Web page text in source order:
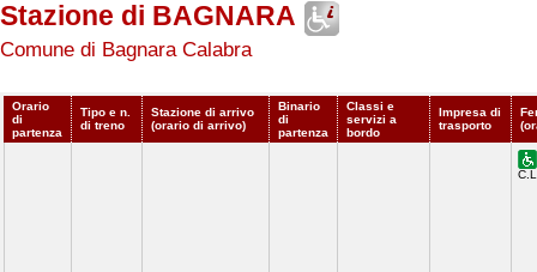
Stazione di BAGNARA
Comune di Bagnara Calabra
Orario
di
partenza
Tipo e n.
di treno
Stazione di arrivo
(orario di arrivo)
Binario
di
partenza
Classi e
servizi a
bordo
Impresa di
trasporto